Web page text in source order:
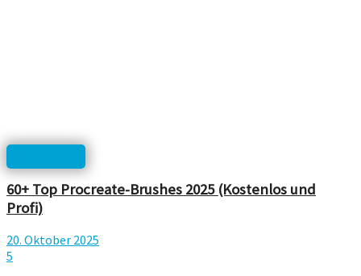
60+ Top Procreate-Brushes 2025 (Kostenlos und
Profi)
20. Oktober 2025
5